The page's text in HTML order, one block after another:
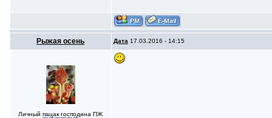
Рыжая осень Дата 17.03.2016 - 14:15
Личный пацак господина ПЖ